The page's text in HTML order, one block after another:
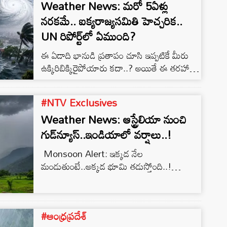
భారీ చిల్లు పడటం ఖాయం.…
Weather News: మరో 5ఏళ్లు
నరకమే.. ఐక్యరాజ్యసమితి హెచ్చరిక..
UN రిపోర్ట్‌లో ఏముంది?
ఈ ఏడాది భానుడి ప్రతాపం చూసి ఇప్పటికే మీరు
ఉక్కిరిబిక్కిరైపోయారు కదా..? అయితే ఈ తరహా
ఎండల వ్రతను..ఉక్కపోతలను ఇకపై భరించడానికి
ఊహించని స్థాయిలో సూర్యుడు నిప్పులు
చిమ్మబోతున్నాడు. వాతావరణ మార్పుల వల్ల జరిగే
అసలు సిసలు వినాశనం ఎలా ఉండబోతోందో…
రానున్న ఐదేళ్లలోనే చూడబోతున్నామని
ఐక్యరాజ్యసమితి హెచ్చరిస్తోంది. దీనికి సంబంధించి
వరల్డ్ మెటియోరలాజికల్ ఆర్గనైజేషన్ తాజాగా ఓ
#NTV Exclusives
Weather News: ఆస్ట్రేలియా నుంచి
గుడ్‌న్యూస్..ఇండియాలో వర్షాలు..!
Monsoon Alert: ఇక్కడ నేల
మండుతుంటే..అక్కడ భూమి తడుస్తోంది..!
అవును..! ఇండియాలో ఇప్పుడు వివిధ రాష్ట్రాల్లో
చిట్లిపోవాలి.. గాలే నిప్పులా కాలిపోవాలి.. కానీ
#ఆంధ్రప్రదేశ్